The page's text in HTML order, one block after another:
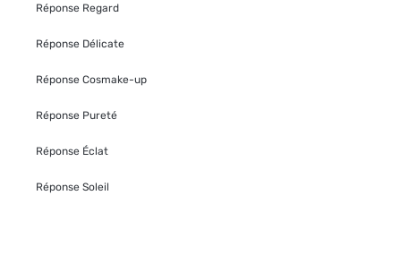
Réponse Regard
Réponse Délicate
Réponse Cosmake-up
Réponse Pureté
Réponse Éclat
Réponse Soleil